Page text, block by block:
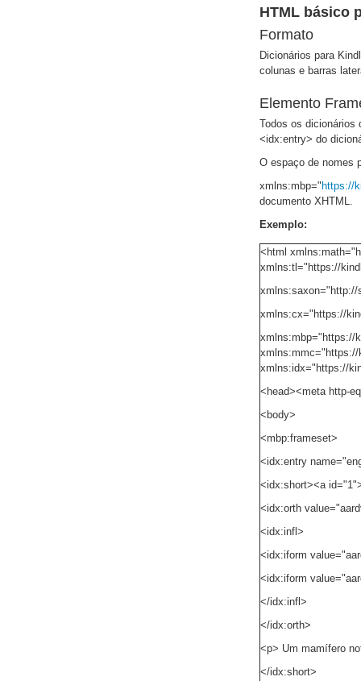
HTML básico
Formato
Dicionários para
colunas e barras
Elemento
Todos os dicionários
<idx:entry> do
O espaço de nomes
xmlns:mbp=" https://
documento XHTML.
Exemplo:
<html
xmlns:tl="https://
xmlns:saxon="http://
xmlns:cx="https://
xmlns:mbp="https://
xmlns:mmc="https://
xmlns:idx="https://
<head><meta http-
<body>
<mbp:frameset>
<idx:entry
<idx:short><a
<idx:orth
<idx:infl>
<idx:iform
<idx:iform
</idx:infl>
</idx:orth>
<p> Um mamífero
</idx:short>